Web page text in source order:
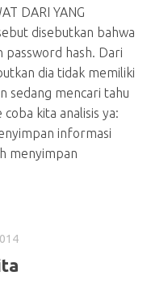
DARI YANG
disebutkan bahwa
password hash. Dari
dia tidak memiliki
sedang mencari tahu
kita analisis ya:
informasi
menyimpan